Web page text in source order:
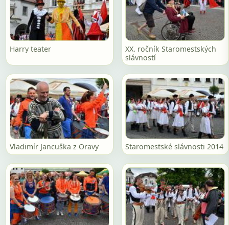
Harry teater
XX. ročník Staromestských
slávností
Vladimír Jancuška z Oravy Staromestské slávnosti 2014